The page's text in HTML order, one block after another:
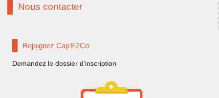
Nous contacter
Rejoignez Cap'E2Co
Demandez le dossier d’inscription